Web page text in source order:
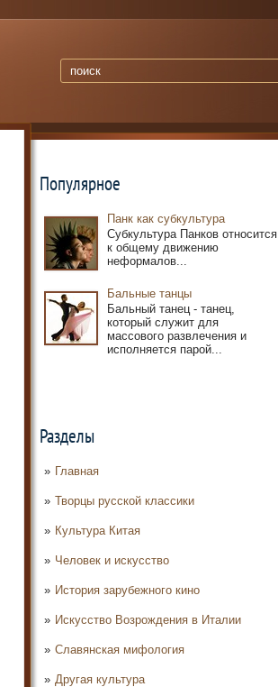
Популярное
Панк как субкультура
Субкультура Панков относится
к общему движению
неформалов...
Бальные танцы
Бальный танец - танец,
который служит для
массового развлечения и
исполняется парой...
Разделы
Главная
Творцы русской классики
Культура Китая
Человек и искусство
История зарубежного кино
Искусство Возрождения в Италии
Славянская мифология
Другая культура